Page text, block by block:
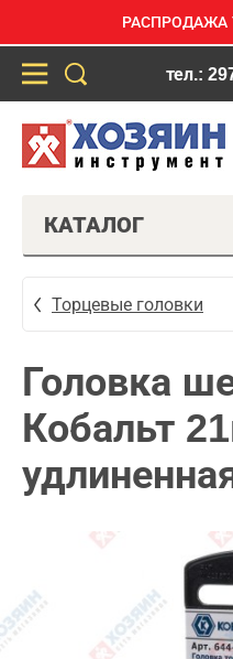
РАСПРОДАЖА
тел.:
КАТАЛОГ
Торцевые головки
Головка
Кобальт